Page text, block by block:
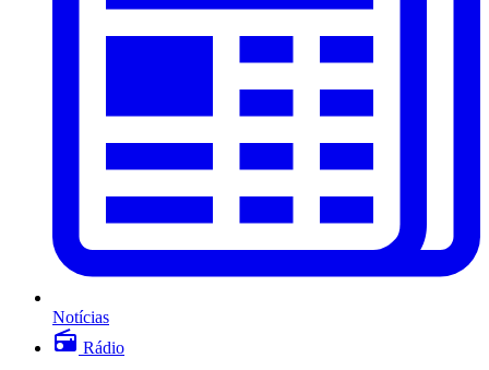
Notícias
Rádio